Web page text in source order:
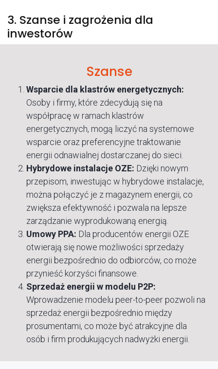
3. Szanse i zagrożenia dla
inwestorów
Szanse
Wsparcie dla klastrów energetycznych:
Osoby i firmy, które zdecydują się na
współpracę w ramach klastrów
energetycznych, mogą liczyć na systemowe
wsparcie oraz preferencyjne traktowanie
energii odnawialnej dostarczanej do sieci.
Hybrydowe instalacje OZE: Dzięki nowym
przepisom, inwestując w hybrydowe instalacje,
można połączyć je z magazynem energii, co
zwiększa efektywność i pozwala na lepsze
zarządzanie wyprodukowaną energią.
Umowy PPA: Dla producentów energii OZE
otwierają się nowe możliwości sprzedaży
energii bezpośrednio do odbiorców, co może
przynieść korzyści finansowe.
Sprzedaż energii w modelu P2P:
Wprowadzenie modelu peer-to-peer pozwoli na
sprzedaż energii bezpośrednio między
prosumentami, co może być atrakcyjne dla
osób i firm produkujących nadwyżki energii.